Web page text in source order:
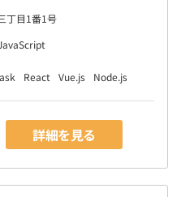
丁目1番1号
React Vue.js Node.js
詳細を見る